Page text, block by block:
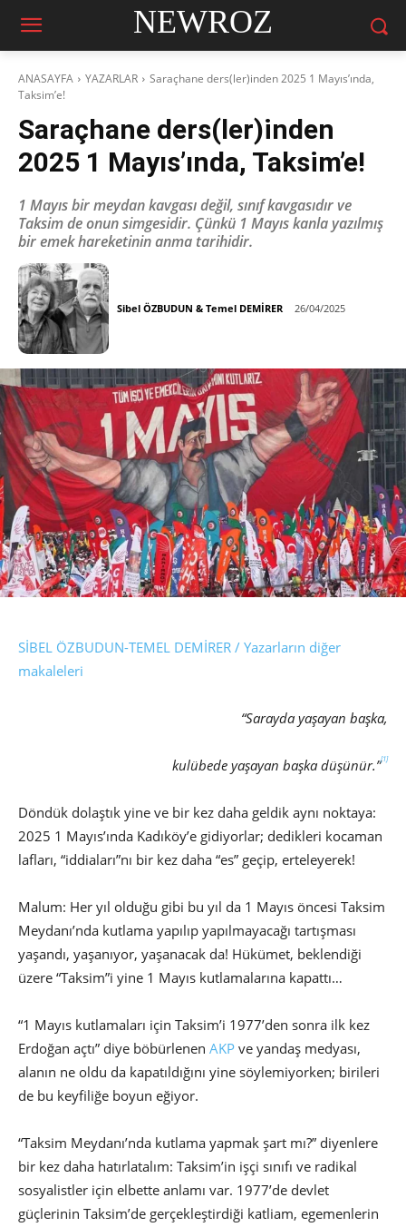
NEWROZ
ANASAYFA YAZARLAR
Saraçhane ders(ler)inden 2025 1 Mayıs’ında,
Taksim’e!
Saraçhane ders(ler)inden
2025 1 Mayıs’ında, Taksim’e!
1 Mayıs bir meydan kavgası değil, sınıf kavgasıdır ve
Taksim de onun simgesidir. Çünkü 1 Mayıs kanla yazılmış
bir emek hareketinin anma tarihidir.
Sibel ÖZBUDUN & Temel DEMİRER 26/04/2025
SİBEL ÖZBUDUN-TEMEL DEMİRER / Yazarların diğer
makaleleri
“Sarayda yaşayan başka,
kulübede yaşayan başka düşünür.”[1]
Döndük dolaştık yine ve bir kez daha geldik aynı noktaya:
2025 1 Mayıs’ında Kadıköy’e gidiyorlar; dedikleri kocaman
lafları, “iddiaları”nı bir kez daha “es” geçip, erteleyerek!
Malum: Her yıl olduğu gibi bu yıl da 1 Mayıs öncesi Taksim
Meydanı’nda kutlama yapılıp yapılmayacağı tartışması
yaşandı, yaşanıyor, yaşanacak da! Hükümet, beklendiği
üzere “Taksim”i yine 1 Mayıs kutlamalarına kapattı…
“1 Mayıs kutlamaları için Taksim’i 1977’den sonra ilk kez
Erdoğan açtı” diye böbürlenen AKP ve yandaş medyası,
alanın ne oldu da kapatıldığını yine söylemiyorken; birileri
de bu keyfiliğe boyun eğiyor.
“Taksim Meydanı’nda kutlama yapmak şart mı?” diyenlere
bir kez daha hatırlatalım: Taksim’in işçi sınıfı ve radikal
sosyalistler için elbette anlamı var. 1977’de devlet
güçlerinin Taksim’de gerçekleştirdiği katliam, egemenlerin